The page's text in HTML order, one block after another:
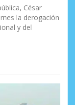
César
la derogación
y del